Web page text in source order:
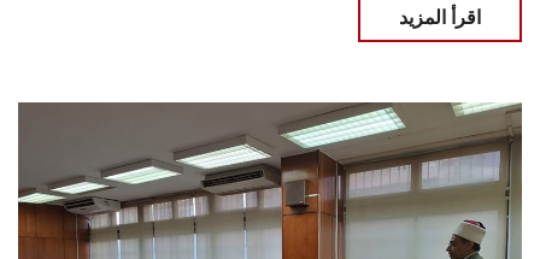
اقرأ المزيد